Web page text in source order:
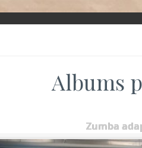
Albums
Zumba